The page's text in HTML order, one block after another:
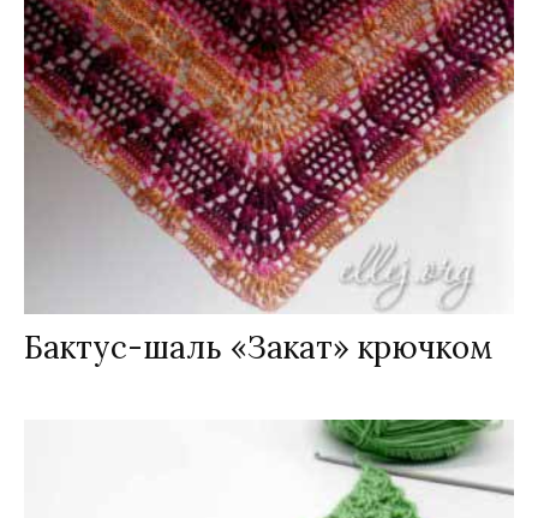
Бактус-шаль «Закат» крючком